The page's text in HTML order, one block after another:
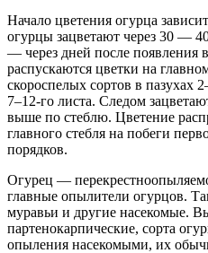
Начало цветения огурца
огурцы зацветают через 30 —
— через дней после появления
распускаются цветки на
скороспелых сортов в
7–12-го листа. Следом
выше по стеблю. Цветение
главного стебля на побеги
порядков.
Огурец —
главные опылители огурцов.
муравьи и другие насекомые.
партенокарпические, сорта
опыления насекомыми, их